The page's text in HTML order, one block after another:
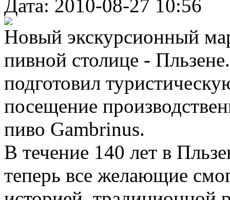
Дата: 2010-08-27 10:56
Новый экскурсионный
пивной столице -
подготовил
посещение
пиво Gambrinus.
В течение 140 лет в
теперь все желающие